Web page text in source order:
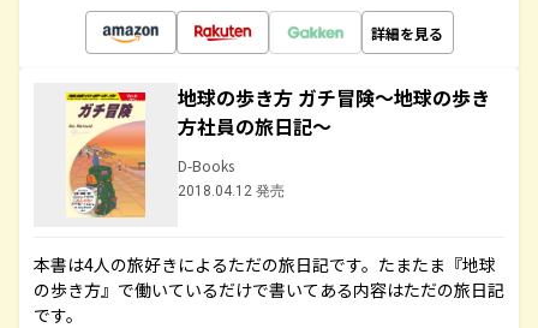
詳細を見る
地球の歩き方 ガチ冒険～地球の歩き
方社員の旅日記～
D-Books
2018.04.12 発売
本書は4人の旅好きによるただの旅日記です。たまたま『地球
の歩き方』で働いているだけで書いてある内容はただの旅日記
です。